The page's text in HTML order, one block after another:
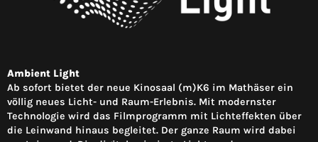
Ambient Light
Ab sofort bietet der neue Kinosaal (m)K6 im Mathäser ein
völlig neues Licht- und Raum-Erlebnis. Mit modernster
Technologie wird das Filmprogramm mit Lichteffekten über
die Leinwand hinaus begleitet. Der ganze Raum wird dabei